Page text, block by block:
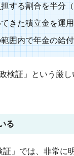
する割合を半分
きた積立金を運
囲内で年金の給
検証」という厳
る
」では、非常に